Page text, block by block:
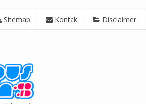
Sitemap Kontak Disclaimer